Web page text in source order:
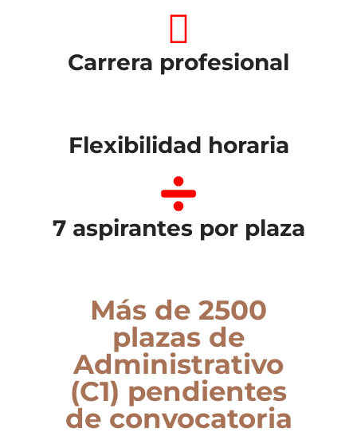
Carrera profesional
Flexibilidad horaria
7 aspirantes por plaza
Más de 2500
plazas de
Administrativo
(C1) pendientes
de convocatoria